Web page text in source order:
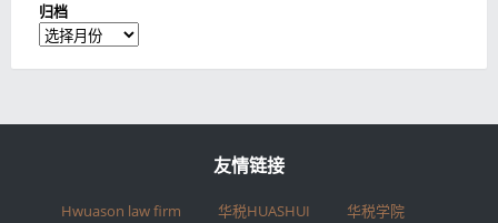
归档
归
档
友情链接
Hwuason law firm 华税HUASHUI 华税学院